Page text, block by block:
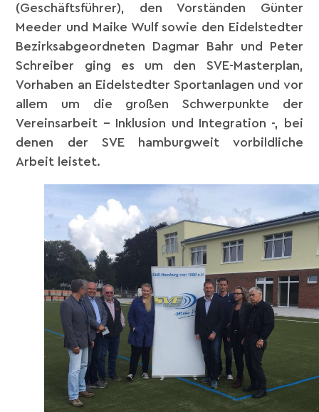
(Geschäftsführer), den Vorständen Günter
Meeder und Maike Wulf sowie den Eidelstedter
Bezirksabgeordneten Dagmar Bahr und Peter
Schreiber ging es um den SVE-Masterplan,
Vorhaben an Eidelstedter Sportanlagen und vor
allem um die großen Schwerpunkte der
Vereinsarbeit – Inklusion und Integration -, bei
denen der SVE hamburgweit vorbildliche
Arbeit leistet.